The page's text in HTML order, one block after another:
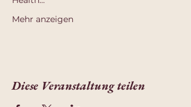
Mehr anzeigen
Diese Veranstaltung teilen